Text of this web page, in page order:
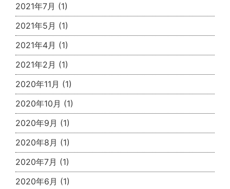
2021年7月 (1)
2021年5月 (1)
2021年4月 (1)
2021年2月 (1)
2020年11月 (1)
2020年10月 (1)
2020年9月 (1)
2020年8月 (1)
2020年7月 (1)
2020年6月 (1)